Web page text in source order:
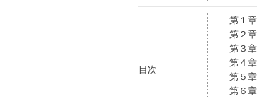
目次
第１
第２
第３
第４
第５
第６